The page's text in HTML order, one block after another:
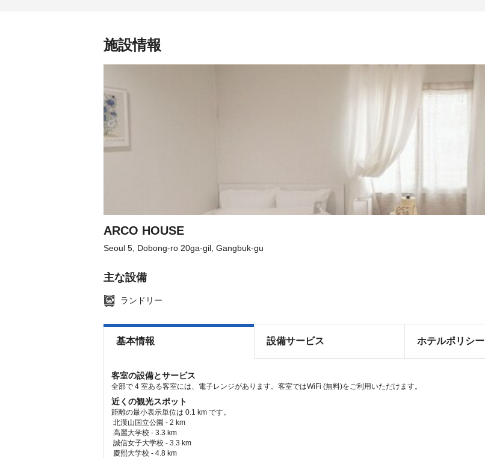
施設情報
ARCO HOUSE
Seoul 5, Dobong-ro 20ga-gil, Gangbuk-gu
主な設備
ランドリー
基本情報 設備サービス ホテルポリシー
客室の設備とサービス
全部で 4 室ある客室には、電子レンジがあります。客室ではWiFi (無料)をご利用いただけます。
近くの観光スポット
距離の最小表示単位は 0.1 km です。
北漢山国立公園 - 2 km
高麗大学校 - 3.3 km
誠信女子大学校 - 3.3 km
慶熙大学校 - 4.8 km